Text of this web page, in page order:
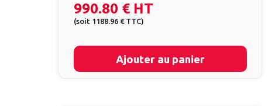
990.80 € HT
(soit 1188.96 € TTC)
Ajouter au panier